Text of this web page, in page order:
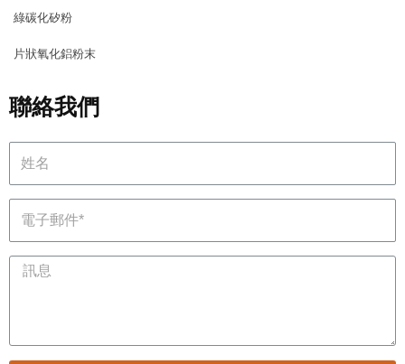
綠碳化矽粉
片狀氧化鋁粉末
聯絡我們